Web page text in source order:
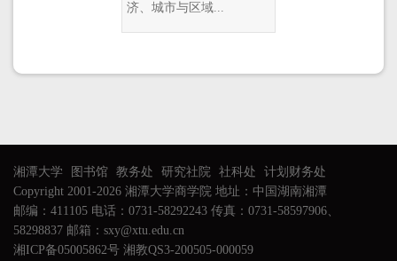
济、城市与区域...
湘潭大学 图书馆 教务处 研究社院 社科处
计划财务处
Copyright 2001-2026 湘潭大学商学院 地址：中国湖南湘潭
邮编：411105 电话：0731-58292243 传真：0731-58597906、
58298837 邮箱：sxy@xtu.edu.cn
湘ICP备05005862号 湘教QS3-200505-000059